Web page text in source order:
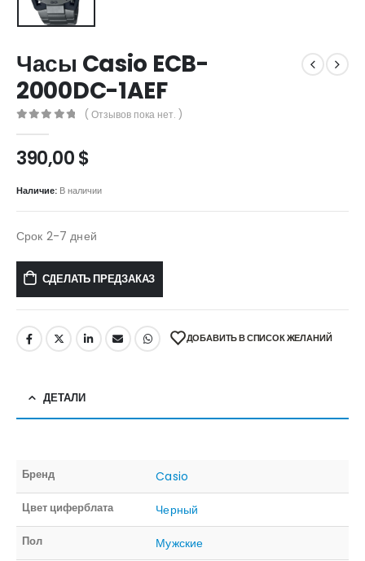
Часы Casio ECB-
2000DC-1AEF
( Отзывов пока нет. )
390,00$
Наличие: В наличии
Срок 2-7 дней
СДЕЛАТЬ ПРЕДЗАКАЗ
ДОБАВИТЬ В СПИСОК ЖЕЛАНИЙ
ДЕТАЛИ
Бренд Casio
Цвет циферблата Черный
Пол Мужские